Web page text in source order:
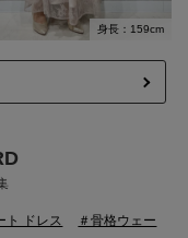
身長：159cm
ト ドレス
＃骨格ウェー